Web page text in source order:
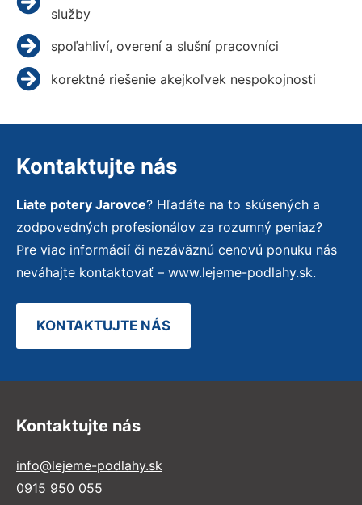
služby
spoľahliví, overení a slušní pracovníci
korektné riešenie akejkoľvek nespokojnosti
Kontaktujte nás
Liate potery Jarovce? Hľadáte na to skúsených a
zodpovedných profesionálov za rozumný peniaz?
Pre viac informácií či nezáväznú cenovú ponuku nás
neváhajte kontaktovať – www.lejeme-podlahy.sk.
KONTAKTUJTE NÁS
Kontaktujte nás
info@lejeme-podlahy.sk
0915 950 055